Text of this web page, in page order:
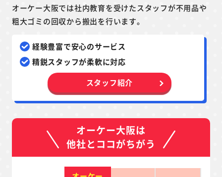
オーケー大阪では社内教育を受けたスタッフが不用品や
粗大ゴミの回収から搬出を行います。
経験豊富で安心のサービス
精鋭スタッフが柔軟に対応
スタッフ紹介
オーケー大阪は
他社とココがちがう